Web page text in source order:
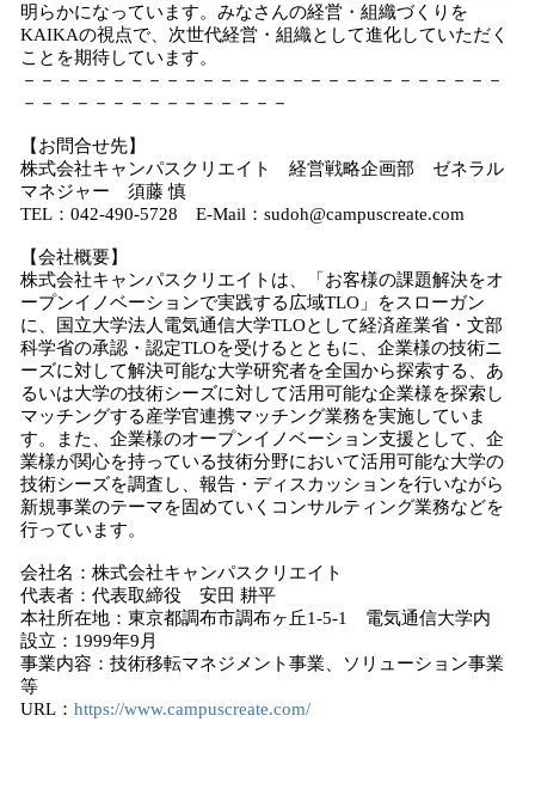
明らかになっています。みなさんの経営・組織づくりを
KAIKAの視点で、次世代経営・組織として進化していただく
ことを期待しています。
－－－－－－－－－－－－－－－－－－－－－－－－－－－
－－－－－－－－－－－－－－－
【お問合せ先】
株式会社キャンパスクリエイト 経営戦略企画部 ゼネラル
マネジャー 須藤 慎
TEL：042-490-5728 E-Mail：sudoh@campuscreate.com
【会社概要】
株式会社キャンパスクリエイトは、「お客様の課題解決をオ
ープンイノベーションで実践する広域TLO」をスローガン
に、国立大学法人電気通信大学TLOとして経済産業省・文部
科学省の承認・認定TLOを受けるとともに、企業様の技術ニ
ーズに対して解決可能な大学研究者を全国から探索する、あ
るいは大学の技術シーズに対して活用可能な企業様を探索し
マッチングする産学官連携マッチング業務を実施していま
す。また、企業様のオープンイノベーション支援として、企
業様が関心を持っている技術分野において活用可能な大学の
技術シーズを調査し、報告・ディスカッションを行いながら
新規事業のテーマを固めていくコンサルティング業務などを
行っています。
会社名：株式会社キャンパスクリエイト
代表者：代表取締役 安田 耕平
本社所在地：東京都調布市調布ヶ丘1-5-1 電気通信大学内
設立：1999年9月
事業内容：技術移転マネジメント事業、ソリューション事業
等
URL： https://www.campuscreate.com/